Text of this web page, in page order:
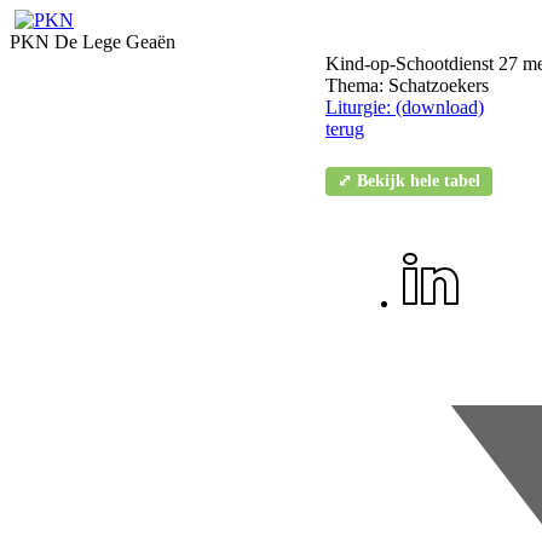
PKN De Lege Geaën
Kind-op-Schootdienst 27
Thema: Schatzoekers
Liturgie: (download)
terug
⤢ Bekijk hele tabel